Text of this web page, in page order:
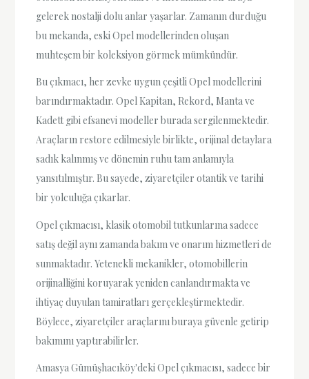
gelerek nostalji dolu anlar yaşarlar. Zamanın durduğu
bu mekanda, eski Opel modellerinden oluşan
muhteşem bir koleksiyon görmek mümkündür.
Bu çıkmacı, her zevke uygun çeşitli Opel modellerini
barındırmaktadır. Opel Kapitan, Rekord, Manta ve
Kadett gibi efsanevi modeller burada sergilenmektedir.
Araçların restore edilmesiyle birlikte, orijinal detaylara
sadık kalınmış ve dönemin ruhu tam anlamıyla
yansıtılmıştır. Bu sayede, ziyaretçiler otantik ve tarihi
bir yolculuğa çıkarlar.
Opel çıkmacısı, klasik otomobil tutkunlarına sadece
satış değil aynı zamanda bakım ve onarım hizmetleri de
sunmaktadır. Yetenekli mekanikler, otomobillerin
orijinalliğini koruyarak yeniden canlandırmakta ve
ihtiyaç duyulan tamiratları gerçekleştirmektedir.
Böylece, ziyaretçiler araçlarını buraya güvenle getirip
bakımını yaptırabilirler.
Amasya Gümüşhacıköy'deki Opel çıkmacısı, sadece bir